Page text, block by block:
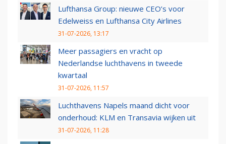
Lufthansa Group: nieuwe CEO’s voor
Edelweiss en Lufthansa City Airlines
31-07-2026, 13:17
Meer passagiers en vracht op
Nederlandse luchthavens in tweede
kwartaal
31-07-2026, 11:57
Luchthavens Napels maand dicht voor
onderhoud: KLM en Transavia wijken uit
31-07-2026, 11:28